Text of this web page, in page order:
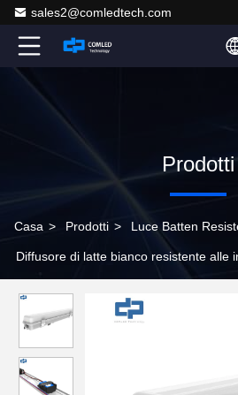
sales2@comledtech.com
Prodotti
Casa > Prodotti > Luce Batten
Diffusore di latte bianco resistente alle